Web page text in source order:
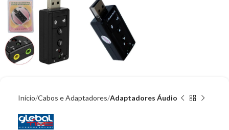
Início Cabos e Adaptadores Adaptadores Áudio